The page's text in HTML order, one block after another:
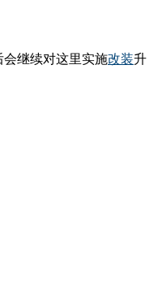
继续对这里实施改装升